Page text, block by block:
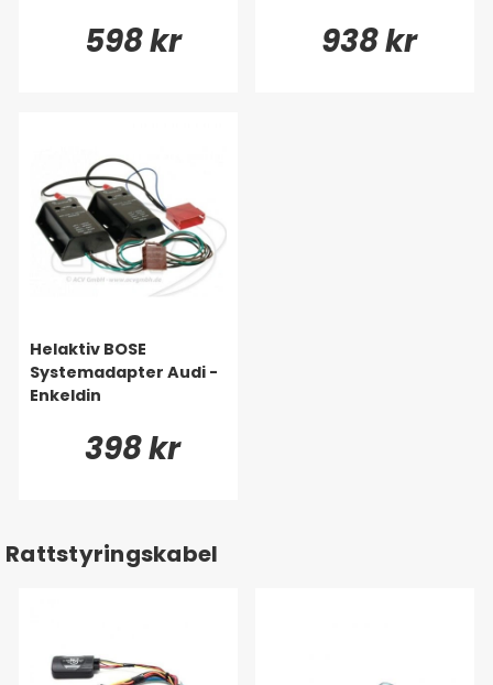
598 kr 938 kr
Helaktiv BOSE
Systemadapter Audi -
Enkeldin
398 kr
Rattstyringskabel